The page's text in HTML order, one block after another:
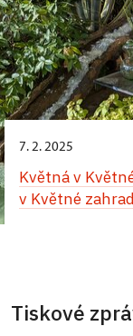
7. 2. 2025
Květná v
v Květné
Tiskové